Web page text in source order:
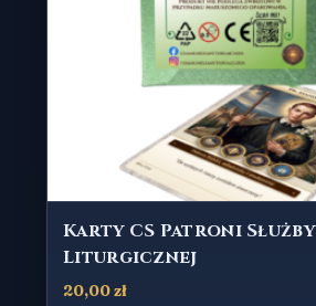
Karty CS Patroni Służby
Liturgicznej
20,00zł